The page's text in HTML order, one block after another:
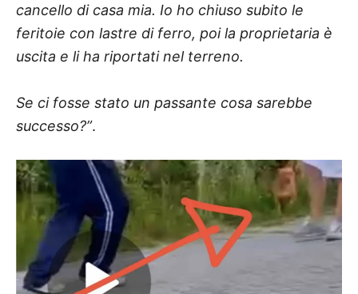
cancello di casa mia. Io ho chiuso subito le
feritoie con lastre di ferro, poi la proprietaria è
uscita e li ha riportati nel terreno.
Se ci fosse stato un passante cosa sarebbe
successo?”.